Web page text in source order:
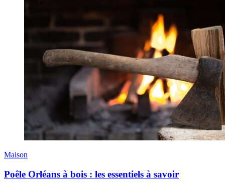
Maison
Poêle Orléans à bois : les essentiels à savoir